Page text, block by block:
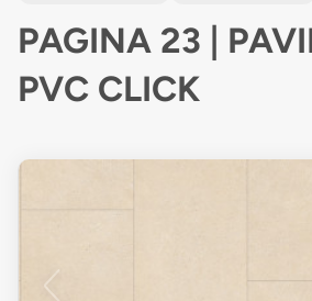
PAGINA 23 |
PVC CLICK